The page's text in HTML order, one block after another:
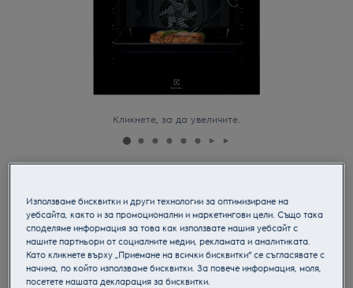
Кликнете, за да увеличите.
Мултифункционална фурна
Продуктов информационен лист
Използваме бисквитки и други технологии за оптимизиране на
уебсайта, както и за промоционални и маркетингови цели. Също така
споделяме информация за това как използвате нашия уебсайт с
нашите партньори от социалните медии, рекламата и аналитиката.
Като кликнете върху „Приемане на всички бисквитки“ се съгласявате с
начина, по който използваме бисквитки. За повече информация, моля,
посетете нашата декларация за бисквитки.